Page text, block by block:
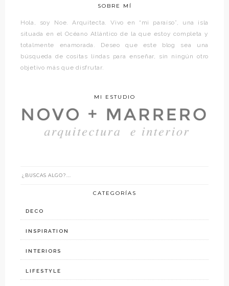
SOBRE MÍ
Hola, soy Noe. Arquitecta. Vivo en “mi paraíso”, una isla
situada en el Océano Atlántico de la que estoy completa y
totalmente enamorada. Deseo que este blog sea una
búsqueda de cositas lindas para enseñar, sin ningún otro
objetivo más que disfrutar.
MI ESTUDIO
CATEGORÍAS
DECO
INSPIRATION
INTERIORS
LIFESTYLE